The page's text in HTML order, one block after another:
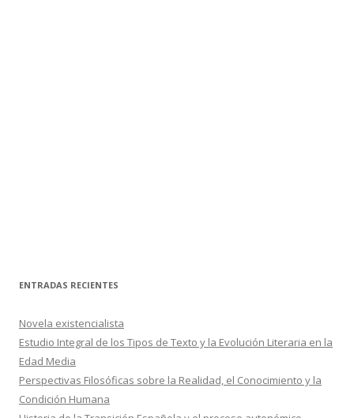
ENTRADAS RECIENTES
Novela existencialista
Estudio Integral de los Tipos de Texto y la Evolución Literaria en la
Edad Media
Perspectivas Filosóficas sobre la Realidad, el Conocimiento y la
Condición Humana